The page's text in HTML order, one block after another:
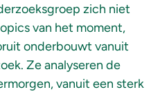
zich niet
van het moment,
onderbouwt vanuit
Ze analyseren de
vanuit een sterk